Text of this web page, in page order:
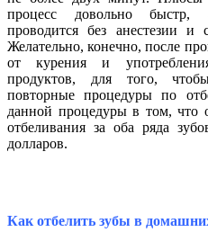
процесс довольно быстр,
проводится без анестезии и
Желательно, конечно, после
от курения и
продуктов, для того,
повторные процедуры по
данной процедуры в том, что
отбеливания за оба ряда
долларов.
Как отбелить зубы в